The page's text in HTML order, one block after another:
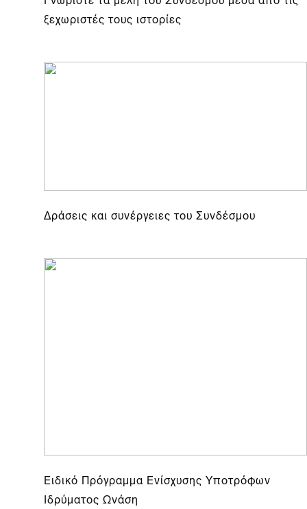
ξεχωριστές τους ιστορίες
Δράσεις και συνέργειες του Συνδέσμου
Ειδικό Πρόγραμμα Ενίσχυσης Υποτρόφων
Ιδρύματος Ωνάση